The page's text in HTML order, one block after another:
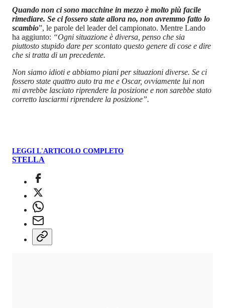
Quando non ci sono macchine in mezzo è molto più facile
rimediare. Se ci fossero state allora no, non avremmo fatto lo
scambio”, le parole del leader del campionato. Mentre Lando
ha aggiunto: “Ogni situazione è diversa, penso che sia
piuttosto stupido dare per scontato questo genere di cose e dire
che si tratta di un precedente.
Non siamo idioti e abbiamo piani per situazioni diverse. Se ci
fossero state quattro auto tra me e Oscar, ovviamente lui non
mi avrebbe lasciato riprendere la posizione e non sarebbe stato
corretto lasciarmi riprendere la posizione”.
LEGGI L'ARTICOLO COMPLETO
STELLA